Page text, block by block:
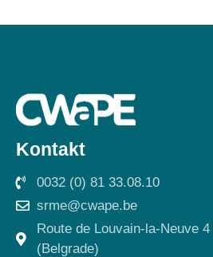
Kontakt
0032 (0) 81 33.08.10
srme@cwape.be
Route de Louvain-la-Neuve
(Belgrade)